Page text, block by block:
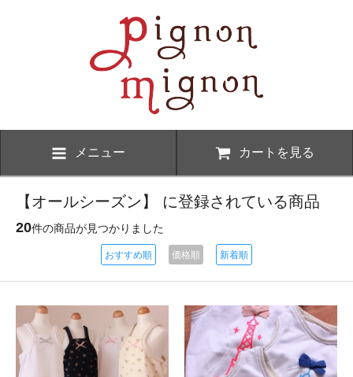
メニュー カートを見る
【オールシーズン】 に登録されている商品
20件の商品が見つかりました
おすすめ順 価格順 新着順